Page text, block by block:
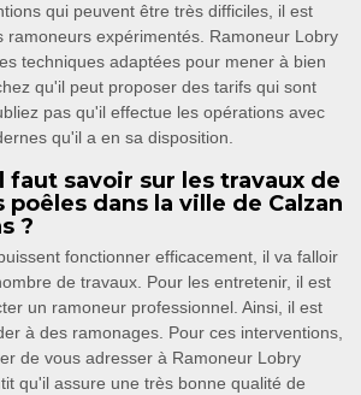
qui peuvent être très difficiles, il est
ramoneurs expérimentés. Ramoneur Lobry
techniques adaptées pour mener à bien
qu'il peut proposer des tarifs qui sont
pas qu'il effectue les opérations avec
qu'il a en sa disposition.
faut savoir sur les travaux de
poêles dans la ville de Calzan
?
fonctionner efficacement, il va falloir
de travaux. Pour les entretenir, il est
un ramoneur professionnel. Ainsi, il est
à des ramonages. Pour ces interventions,
de vous adresser à Ramoneur Lobry
qu'il assure une très bonne qualité de